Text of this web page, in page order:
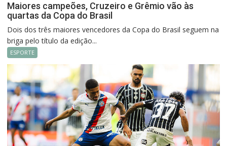
Maiores campeões, Cruzeiro e Grêmio vão às
quartas da Copa do Brasil
Dois dos três maiores vencedores da Copa do Brasil seguem na
briga pelo título da edição...
ESPORTE